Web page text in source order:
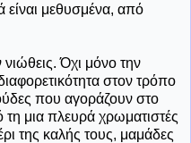
είναι μεθυσμένα, από
νιώθεις. Όχι μόνο την
στον τρόπο
που αγοράζουν στο
μια πλευρά χρωματιστές
της καλής τους, μαμάδες